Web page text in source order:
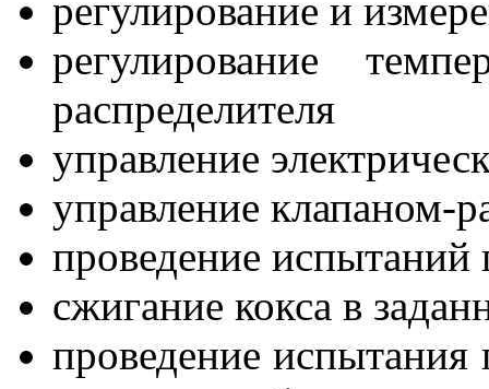
регулирование и
регулирование
распределителя
управление
управление клапаном-
проведение
сжигание кокса в
проведение